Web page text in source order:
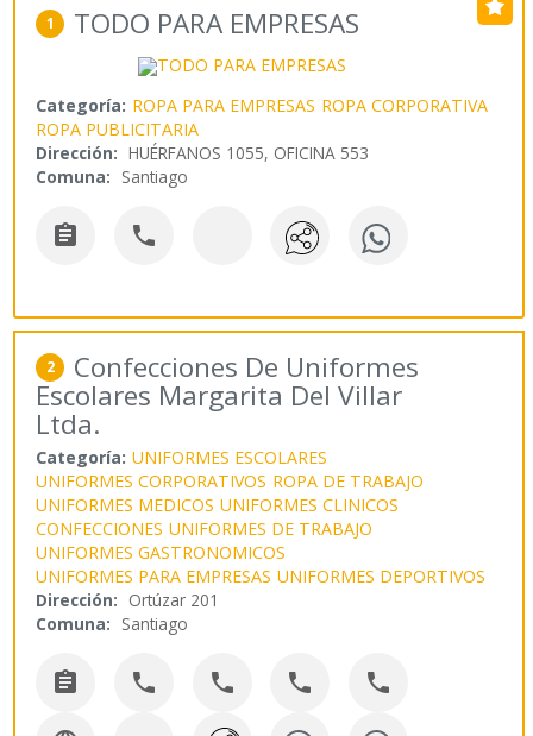
1 TODO PARA EMPRESAS
Categoría: ROPA PARA EMPRESAS ROPA CORPORATIVA
ROPA PUBLICITARIA
Dirección: HUÉRFANOS 1055, OFICINA 553
Comuna: Santiago
 
2 Confecciones De Uniformes
Escolares Margarita Del Villar
Ltda.
Categoría: UNIFORMES ESCOLARES
UNIFORMES CORPORATIVOS ROPA DE TRABAJO
UNIFORMES MEDICOS UNIFORMES CLINICOS
CONFECCIONES UNIFORMES DE TRABAJO
UNIFORMES GASTRONOMICOS
UNIFORMES PARA EMPRESAS UNIFORMES DEPORTIVOS
Dirección: Ortúzar 201
Comuna: Santiago
    